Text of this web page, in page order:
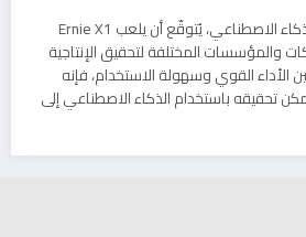
مع استمرار تطور تقنيات الذكاء الاصطناعي، يُتوقّع أن يلعب Ernie X1
والمؤسسات المختلفة لتحقيق الإنتاجية
الأداء القوي وسهولة الاستخدام، فإنه
تحقيقه باستخدام الذكاء الاصطناعي إلى